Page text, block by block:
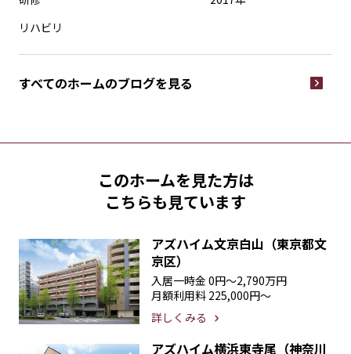
リハビリ
すべてのホームのブログを見る
このホームを見た方は
こちらも見ています
アズハイム文京白山（東京都文
京区）
入居一時金 0円〜2,790万円
月額利用料 225,000円〜
詳しくみる
アズハイム横浜東寺尾（神奈川